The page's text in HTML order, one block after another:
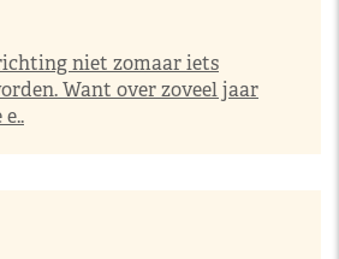
niet zomaar iets
Want over zoveel jaar